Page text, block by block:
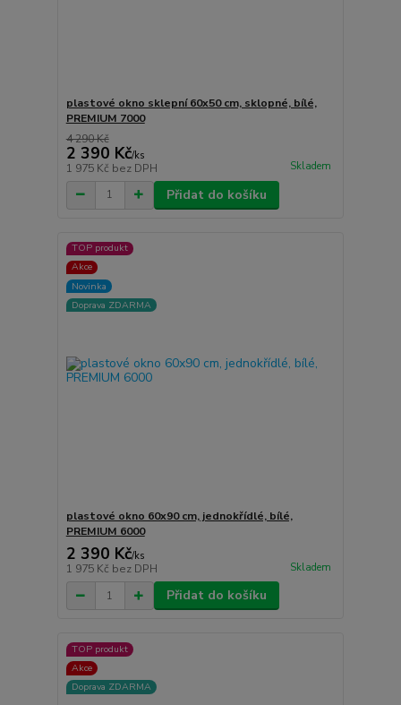
plastové okno sklepní 60x50 cm, sklopné, bílé,
PREMIUM 7000
4 290 Kč
2 390 Kč/ks
1 975 Kč bez DPH Skladem
Přidat do košíku
TOP produkt
Akce
Novinka
Doprava ZDARMA
plastové okno 60x90 cm, jednokřídlé, bílé,
PREMIUM 6000
2 390 Kč/ks
1 975 Kč bez DPH Skladem
Přidat do košíku
TOP produkt
Akce
Doprava ZDARMA